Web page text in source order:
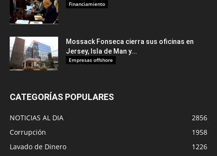
Financiamiento
Mossack Fonseca cierra sus oficinas en
Jersey, Isla de Man y...
Empresas offshore
CATEGORÍAS POPULARES
NOTICIAS AL DIA
2856
Corrupción
1958
Lavado de Dinero
1226